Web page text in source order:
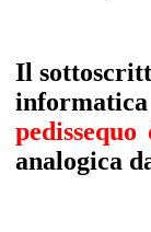
Il
informatica
analogica